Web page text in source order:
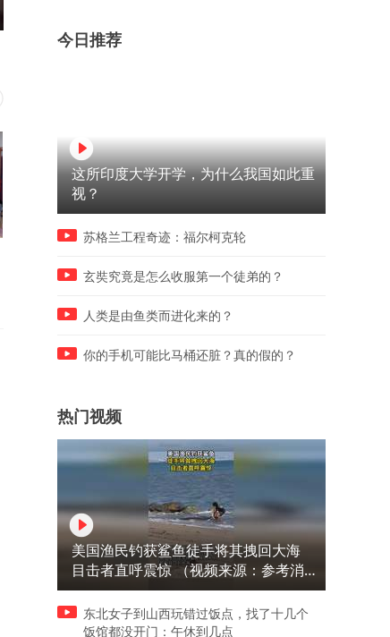
距1500多公里，作为娘家人去
和孩子都平安健康，我们听
今日推荐
这所印度大学开学，为什么我国如此重
视？
苏格兰工程奇迹：福尔柯克轮
玄奘究竟是怎么收服第一个徒弟的？
人类是由鱼类而进化来的？
你的手机可能比马桶还脏？真的假的？
热门视频
美国渔民钓获鲨鱼徒手将其拽回大海
目击者直呼震惊 （视频来源：参考消
息）
东北女子到山西玩错过饭点，找了十几个
饭馆都没开门：午休到几点